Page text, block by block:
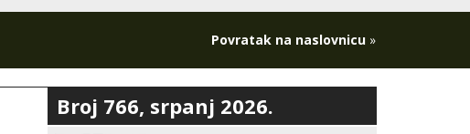
Povratak na naslovnicu »
Broj 766, srpanj 2026.